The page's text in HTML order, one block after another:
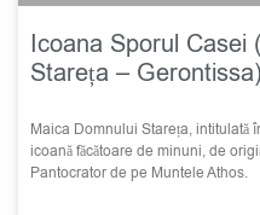
Icoana Sporul Casei
Stareța – Gerontissa)
Maica Domnului Stareța, intitulată
icoană făcătoare de minuni, de
Pantocrator de pe Muntele Athos.